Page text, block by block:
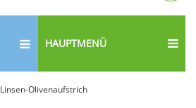
HAUPTMENÜ
Linsen-Olivenaufstrich